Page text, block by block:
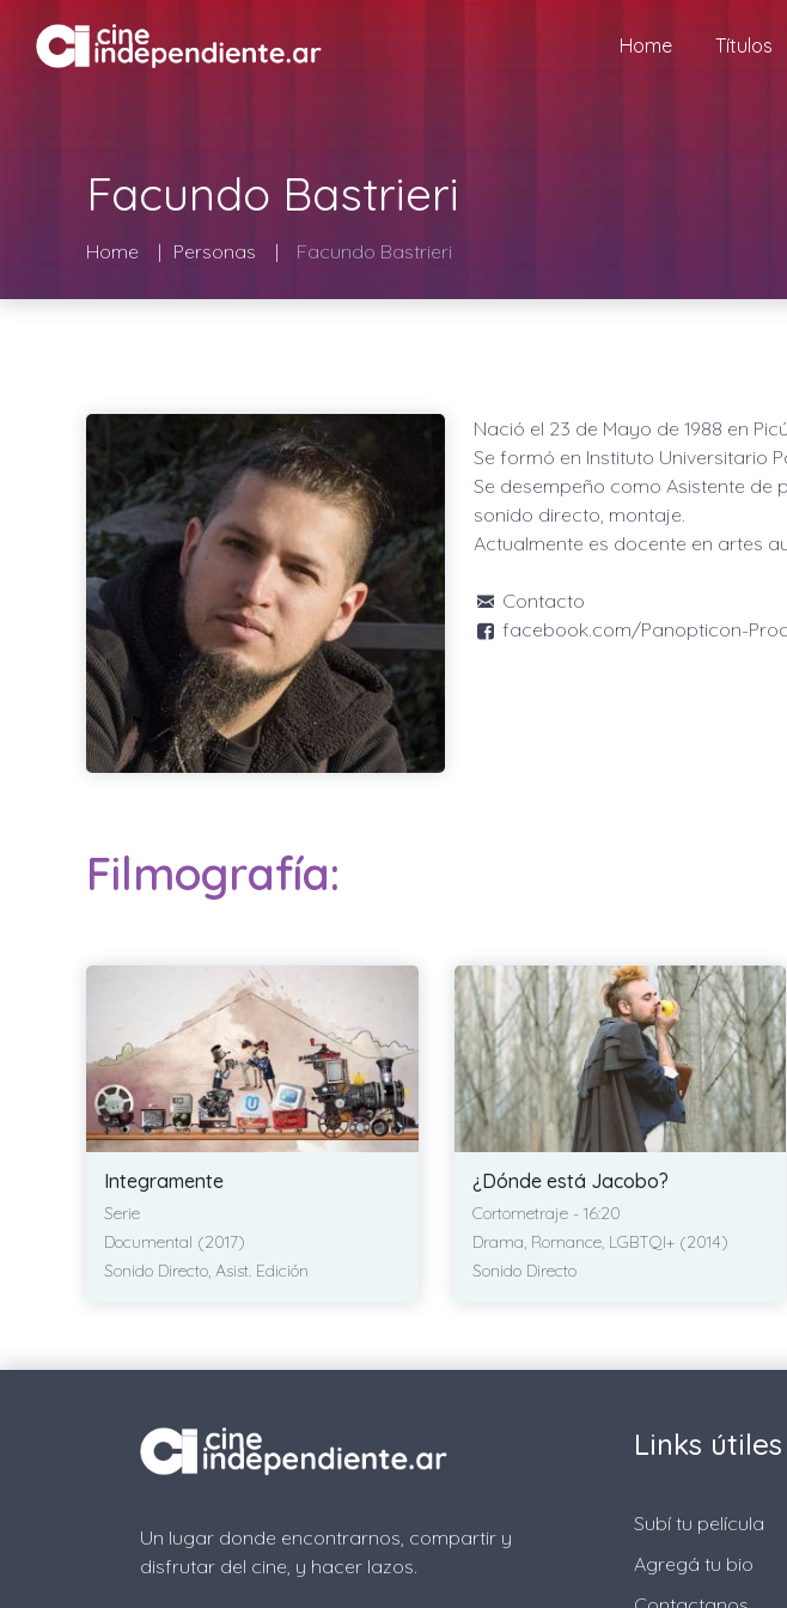
Home Títulos
Facundo Bastrieri
Home Personas Facundo Bastrieri
Nació el 23 de Mayo de 1988 en
Se formó en Instituto Universitario
Se desempeño como Asistente
sonido directo, montaje.
Actualmente es docente en artes
Contacto
facebook.com/Panopticon-
Filmografía:
Integramente
Serie
Documental (2017)
Sonido Directo, Asist. Edición
¿Dónde está Jacobo?
Cortometraje - 16:20
Drama, Romance, LGBTQI+ (2014)
Sonido Directo
Un lugar donde encontrarnos, compartir y
disfrutar del cine, y hacer lazos.
Links útiles
Subí tu película
Agregá tu bio